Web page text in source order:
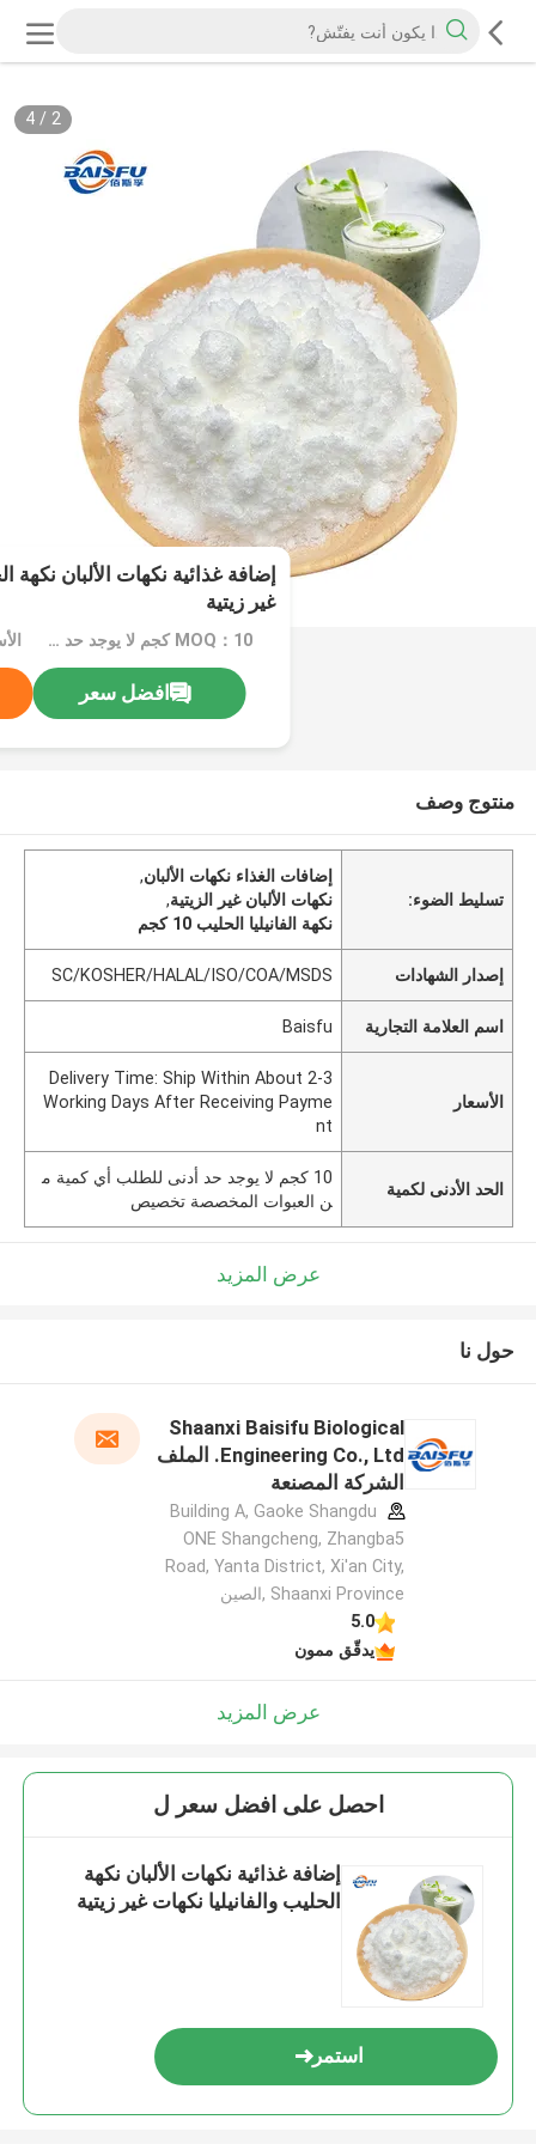
2
/
4
إضافة غذائية نكهات الألبان نكهة
غير زيتية
MOQ：10 كجم لا يوجد حد أدنى للطلب أي كمية من العبوات المخصصة تخصيص
افضل سعر
منتوج وصف
تسليط الضوء:
إضافات الغذاء نكهات الألبان,
نكهات الألبان غير الزيتية,
نكهة الفانيليا الحليب 10 كجم
إصدار الشهادات SC/KOSHER/HALAL/ISO/COA/MSDS
اسم العلامة التجارية Baisfu
الأسعار
Delivery Time: Ship Within About 2-3
Working Days After Receiving Payme
nt
الحد الأدنى لكمية
10 كجم لا يوجد حد أدنى للطلب أي كمية م
ن العبوات المخصصة تخصيص
عرض المزيد
حول نا
Shaanxi Baisifu Biological
Engineering Co., Ltd. الملف
الشركة المصنعة
Building A, Gaoke Shangdu
ONE Shangcheng, Zhangba5
Road, Yanta District, Xi'an City,
Shaanxi Province ,الصين
5.0
يدقّق ممون
عرض المزيد
احصل على افضل سعر ل
إضافة غذائية نكهات الألبان نكهة
الحليب والفانيليا نكهات غير زيتية
استمر